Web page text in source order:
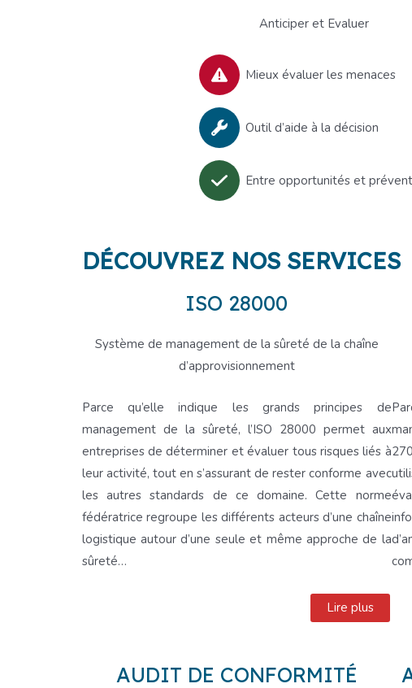
Anticiper et Evaluer
Mieux évaluer les menaces
Outil d’aide à la décision
Entre opportunités et
DÉCOUVREZ NOS SERVICES
ISO 28000
Système de management de la sûreté de la chaîne
d’approvisionnement
Parce qu’elle indique les grands principes de
management de la sûreté, l’ISO 28000 permet aux
entreprises de déterminer et évaluer tous risques liés à
leur activité, tout en s’assurant de rester conforme avec
les autres standards de ce domaine. Cette norme
fédératrice regroupe les différents acteurs d’une chaîne
logistique autour d’une seule et même approche de la
sûreté…
Lire plus
AUDIT DE CONFORMITÉ